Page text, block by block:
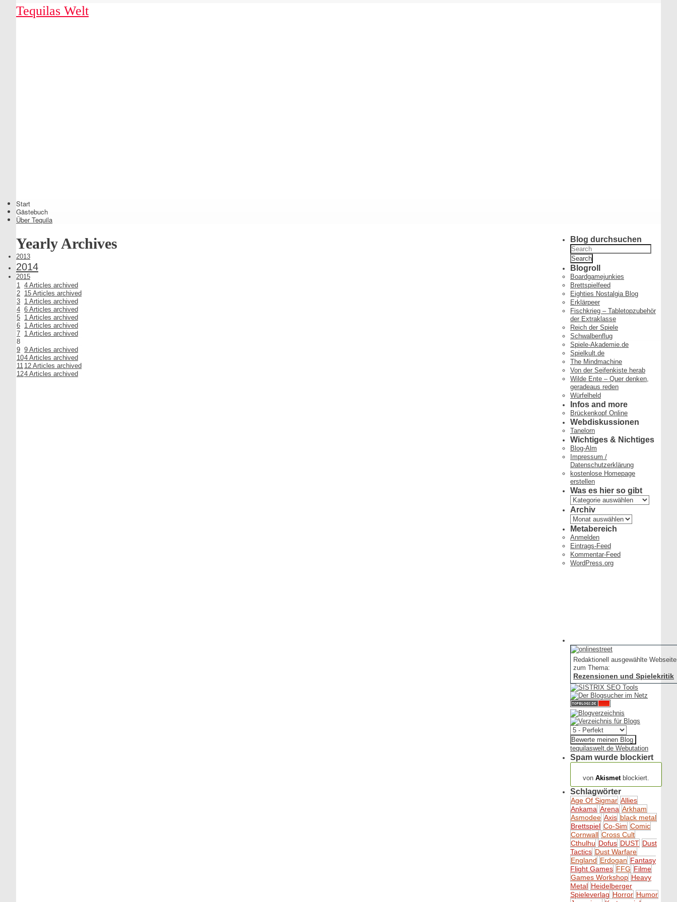
Tequilas Welt
Shrunk
Expand
Primary
Navigation
Start
Gästebuch
Über Tequila
Yearly Archives
Link
to
Year
Archives
2013
Link
to
Year
Archives
2014
Link
to
Year
Archives
2015
1 4 Articles archived
2 15 Articles archived
3 1 Articles archived
4 6 Articles archived
5 1 Articles archived
6 1 Articles archived
7 1 Articles archived
8
9 9 Articles archived
104 Articles archived
11 12 Articles archived
124 Articles archived
Blog durchsuchen
Search
for:
Blogroll
Boardgamejunkies
Brettspielfeed
Eighties Nostalgia Blog
Erklärpeer
Fischkrieg – Tabletopzubehör
der Extraklasse
Reich der Spiele
Schwalbenflug
Spiele-Akademie.de
Spielkult.de
The Mindmachine
Von der Seifenkiste herab
Wilde Ente – Quer denken,
geradeaus reden
Würfelheld
Infos and more
Brückenkopf Online
Webdiskussionen
Tanelorn
Wichtiges & Nichtiges
Blog-Alm
Impressum /
Datenschutzerklärung
kostenlose Homepage
erstellen
Was es hier so gibt
Was
es
hier
so
gibt
Archiv
Archiv
Metabereich
Anmelden
Eintrags-Feed
Kommentar-Feed
WordPress.org
Redaktionell ausgewählte
zum Thema:
Rezensionen und Spielekritik
tequilaswelt.de Webutation
Spam wurde blockiert
von Akismetblockiert.
Schlagwörter
Age Of Sigmar Allies
Ankama Arena Arkham
Asmodee Axis black metal
Brettspiel Co-Sim Comic
Cornwall Cross Cult
Cthulhu Dofus DUST Dust
Tactics Dust Warfare
England Erdogan Fantasy
Flight Games FFG Filme
Games Workshop Heavy
Metal Heidelberger
Spieleverlag Horror Humor